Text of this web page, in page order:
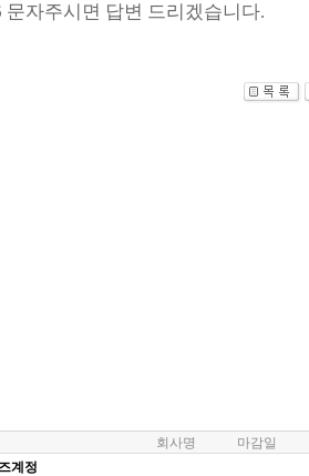
자주시면 답변 드리겠습니다.
회사명
마감일
계정